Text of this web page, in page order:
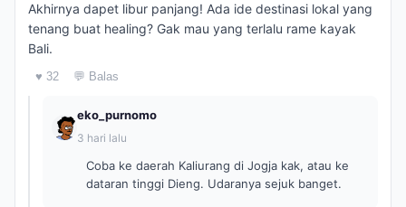
Akhirnya dapet libur panjang! Ada ide destinasi lokal yang
tenang buat healing? Gak mau yang terlalu rame kayak
Bali.
♥ 32 💬 Balas
eko_purnomo
3 hari lalu
Coba ke daerah Kaliurang di Jogja kak, atau ke
dataran tinggi Dieng. Udaranya sejuk banget.